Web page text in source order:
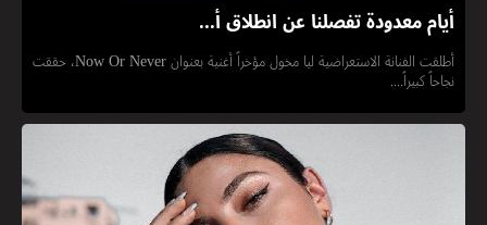
أيام معدودة تفصلنا عن انطلاق أ...
أطلقت الفنانة الاستعراضية ليا مخول مؤخراً أغنية بعنوان Now Or Never، حققت
نجاحاً كبيراً....